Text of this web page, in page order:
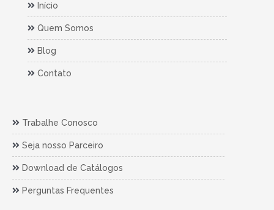
Início
Quem Somos
Blog
Contato
Trabalhe Conosco
Seja nosso Parceiro
Download de Catálogos
Perguntas Frequentes